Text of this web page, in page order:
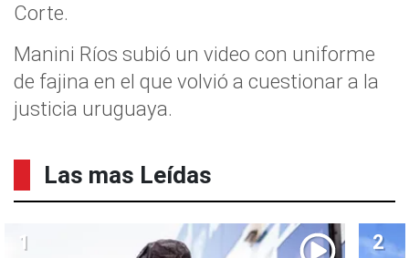
Corte.
Manini Ríos subió un video con uniforme
de fajina en el que volvió a cuestionar a la
justicia uruguaya.
Las mas Leídas